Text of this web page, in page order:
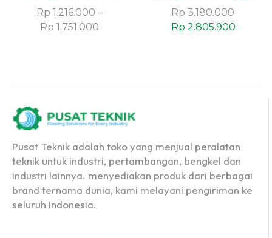
Series
Rp 1.216.000 –
Rp 1.751.000
TW-9 Penyeimbang
Beban
Rp3.180.000
Rp 2.805.900
Pusat Teknik adalah toko yang menjual peralatan
teknik untuk industri, pertambangan, bengkel dan
industri lainnya. menyediakan produk dari berbagai
brand ternama dunia, kami melayani pengiriman ke
seluruh Indonesia.